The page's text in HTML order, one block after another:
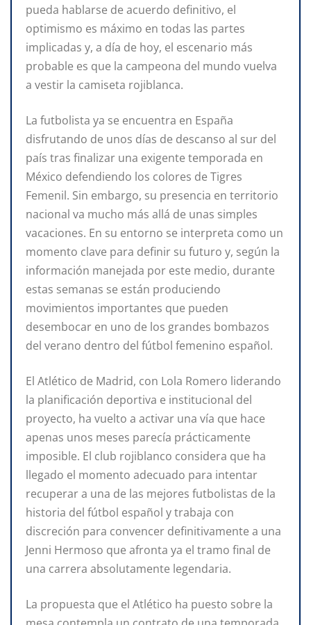
pueda hablarse de acuerdo definitivo, el
optimismo es máximo en todas las partes
implicadas y, a día de hoy, el escenario más
probable es que la campeona del mundo vuelva
a vestir la camiseta rojiblanca.
La futbolista ya se encuentra en España
disfrutando de unos días de descanso al sur del
país tras finalizar una exigente temporada en
México defendiendo los colores de Tigres
Femenil. Sin embargo, su presencia en territorio
nacional va mucho más allá de unas simples
vacaciones. En su entorno se interpreta como un
momento clave para definir su futuro y, según la
información manejada por este medio, durante
estas semanas se están produciendo
movimientos importantes que pueden
desembocar en uno de los grandes bombazos
del verano dentro del fútbol femenino español.
El Atlético de Madrid, con Lola Romero liderando
la planificación deportiva e institucional del
proyecto, ha vuelto a activar una vía que hace
apenas unos meses parecía prácticamente
imposible. El club rojiblanco considera que ha
llegado el momento adecuado para intentar
recuperar a una de las mejores futbolistas de la
historia del fútbol español y trabaja con
discreción para convencer definitivamente a una
Jenni Hermoso que afronta ya el tramo final de
una carrera absolutamente legendaria.
La propuesta que el Atlético ha puesto sobre la